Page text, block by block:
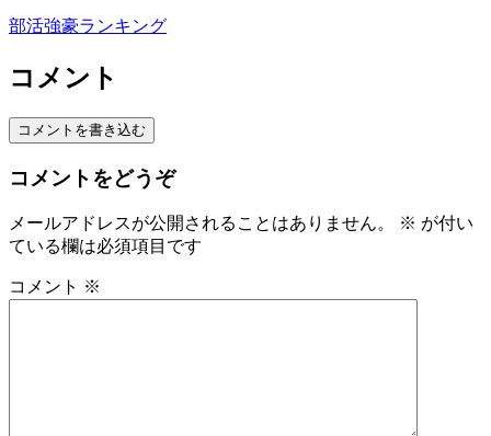
部活強豪ランキング
コメント
コメントを書き込む
コメントをどうぞ
メールアドレスが公開されることはありません。 ※ が付い
ている欄は必須項目です
コメント ※